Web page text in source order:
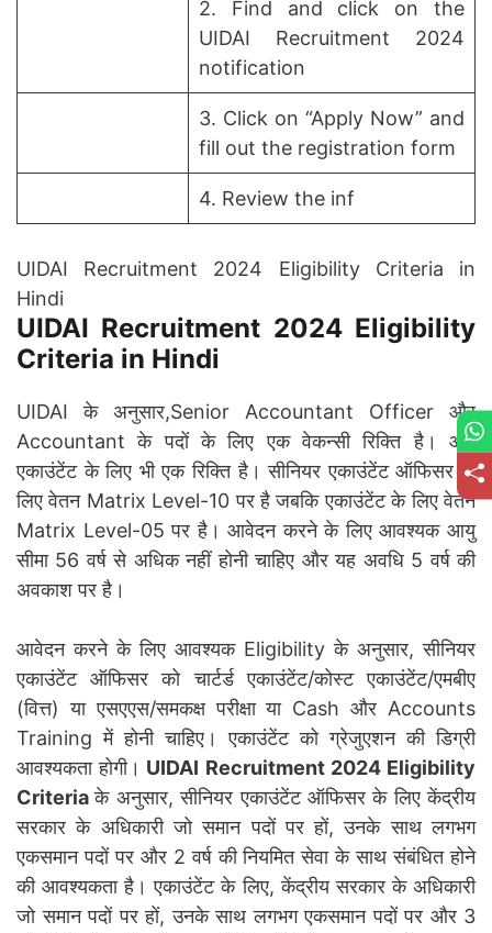
2. Find and click on the
UIDAI Recruitment 2024
notification
3. Click on “Apply Now” and
fill out the registration form
4. Review the inf
UIDAI Recruitment 2024 Eligibility Criteria in
Hindi
UIDAI Recruitment 2024 Eligibility
Criteria in Hindi
UIDAI के अनुसार,Senior Accountant Officer और
Accountant के पदों के लिए एक वेकन्सी रिक्ति है। और
एकाउंटेंट के लिए भी एक रिक्ति है। सीनियर एकाउंटेंट ऑफिसर के
लिए वेतन Matrix Level-10 पर है जबकि एकाउंटेंट के लिए वेतन
Matrix Level-05 पर है। आवेदन करने के लिए आवश्यक आयु
सीमा 56 वर्ष से अधिक नहीं होनी चाहिए और यह अवधि 5 वर्ष की
अवकाश पर है।
आवेदन करने के लिए आवश्यक Eligibility के अनुसार, सीनियर
एकाउंटेंट ऑफिसर को चार्टर्ड एकाउंटेंट/कोस्ट एकाउंटेंट/एमबीए
(वित्त) या एसएएस/समकक्ष परीक्षा या Cash और Accounts
Training में होनी चाहिए। एकाउंटेंट को ग्रेजुएशन की डिग्री
आवश्यकता होगी। UIDAI Recruitment 2024 Eligibility
Criteriaके अनुसार, सीनियर एकाउंटेंट ऑफिसर के लिए केंद्रीय
सरकार के अधिकारी जो समान पदों पर हों, उनके साथ लगभग
एकसमान पदों पर और 2 वर्ष की नियमित सेवा के साथ संबंधित होने
की आवश्यकता है। एकाउंटेंट के लिए, केंद्रीय सरकार के अधिकारी
जो समान पदों पर हों, उनके साथ लगभग एकसमान पदों पर और 3